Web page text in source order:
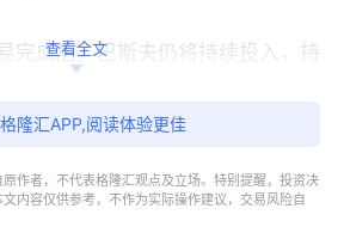
完成后，巴斯夫仍将持续投入，持
收益。在取得常规监管批准的前
查看全文
隆汇APP,阅读体验更佳
作者，不代表格隆汇观点及立场。特别提醒，投资决
内容仅供参考，不作为实际操作建议，交易风险自